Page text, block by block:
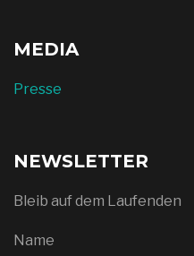
MEDIA
Presse
NEWSLETTER
Bleib auf dem Laufenden
Name